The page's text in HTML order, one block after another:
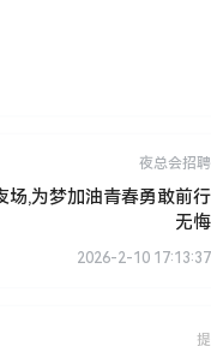
夜总会招聘
场,为梦加油青春勇敢前行
无悔
2026-2-10 17:13:37